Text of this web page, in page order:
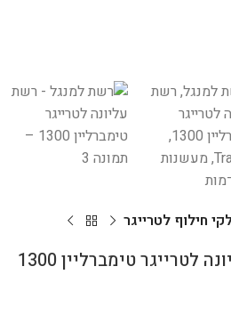
חילוף לטרייגר
טימברליין 1300